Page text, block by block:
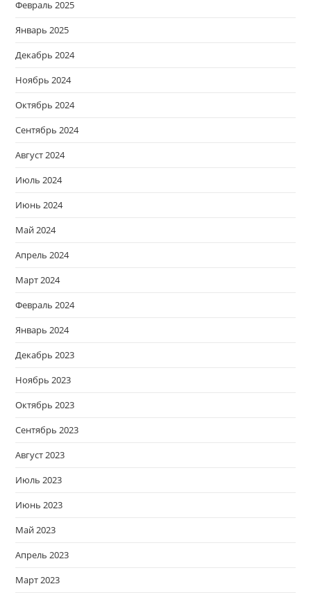
Февраль 2025
Январь 2025
Декабрь 2024
Ноябрь 2024
Октябрь 2024
Сентябрь 2024
Август 2024
Июль 2024
Июнь 2024
Май 2024
Апрель 2024
Март 2024
Февраль 2024
Январь 2024
Декабрь 2023
Ноябрь 2023
Октябрь 2023
Сентябрь 2023
Август 2023
Июль 2023
Июнь 2023
Май 2023
Апрель 2023
Март 2023